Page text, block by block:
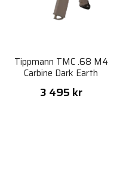
Tippmann TMC .68 M4
Carbine Dark Earth
3 495 kr